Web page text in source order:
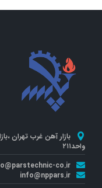
واحد۲۱۱
co.ir
info@nppars.ir